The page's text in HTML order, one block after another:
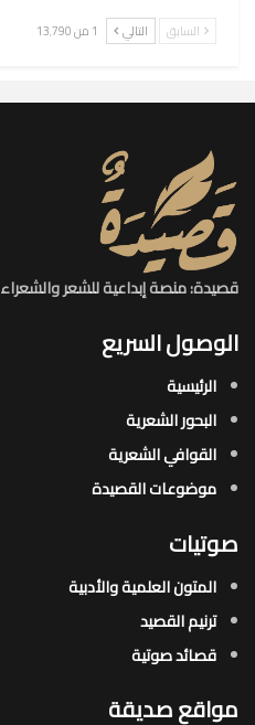
السابق التالي 1 من 13٬790
قصيدة: منصة إبداعية للشعر والشعراء
الوصول السريع
الرئيسية
البحور الشعرية​
القوافي الشعرية​
موضوعات القصيدة​
صوتيات
المتون العلمية والأدبية
ترنيم القصيد
قصائد صوتية
مواقع صديقة